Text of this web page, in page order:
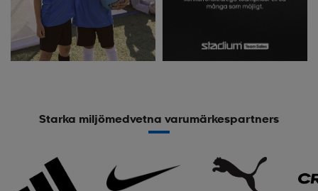
Starka miljömedvetna varumärkespartners